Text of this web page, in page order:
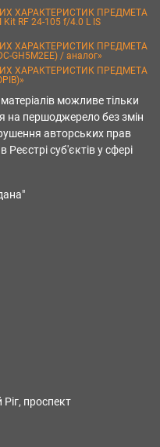
ХАРАКТЕРИСТИК ПРЕДМЕТА
RF 24-105 f/4.0 L IS
ХАРАКТЕРИСТИК ПРЕДМЕТА
GH5M2EE) / аналог»
ХАРАКТЕРИСТИК ПРЕДМЕТА
можливе тільки
на першоджерело без змін
авторських прав
суб'єктів у сфері
проспект